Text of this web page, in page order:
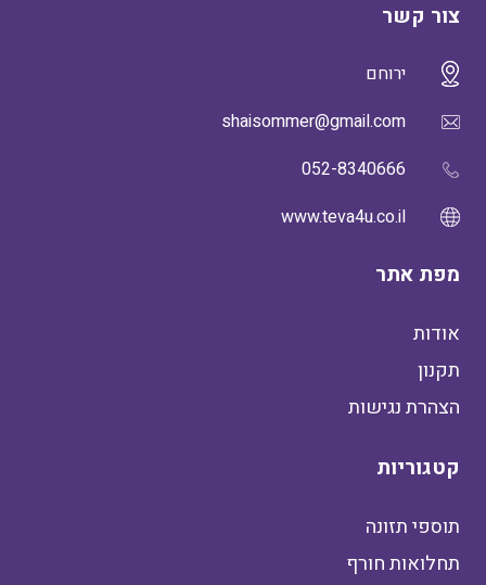
צור קשר
ירוחם
shaisommer@gmail.com
052-8340666
www.teva4u.co.il
מפת אתר
אודות
תקנון
הצהרת נגישות
קטגוריות
תוספי תזונה
תחלואות חורף